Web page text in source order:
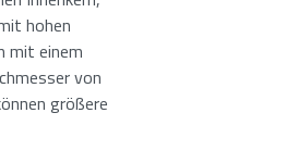
hohen
mit einem
von
größere